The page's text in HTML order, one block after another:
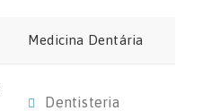
Medicina Dentária
Dentisteria